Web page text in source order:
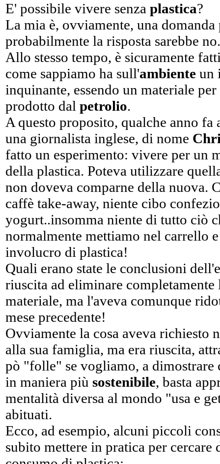
E' possibile vivere senza plastica?
La mia è, ovviamente, una
probabilmente la risposta sarebbe
Allo stesso tempo, è sicuramente
come sappiamo ha sull'ambiente un
inquinante, essendo un materiale
prodotto dal petrolio.
A questo proposito, qualche anno
una giornalista inglese, di nome
fatto un esperimento: vivere per un
della plastica. Poteva utilizzare
non doveva comparne della nuova.
caffè take-away, niente cibo
yogurt..insomma niente di tutto ciò
normalmente mettiamo nel carrello
involucro di plastica!
Quali erano state le conclusioni
riuscita ad eliminare
materiale, ma l'aveva comunque
mese precedente!
Ovviamente la cosa aveva richiesto
alla sua famiglia, ma era riuscita,
pò "folle" se vogliamo, a dimostrare
in maniera più sostenibile, basta
mentalità diversa al mondo "usa e
abituati.
Ecco, ad esempio, alcuni piccoli
subito mettere in pratica per